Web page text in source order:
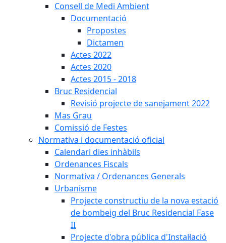
Consell de Medi Ambient
Documentació
Propostes
Dictamen
Actes 2022
Actes 2020
Actes 2015 - 2018
Bruc Residencial
Revisió projecte de sanejament 2022
Mas Grau
Comissió de Festes
Normativa i documentació oficial
Calendari dies inhàbils
Ordenances Fiscals
Normativa / Ordenances Generals
Urbanisme
Projecte constructiu de la nova estació
de bombeig del Bruc Residencial Fase
II
Projecte d'obra pública d'Instal·lació